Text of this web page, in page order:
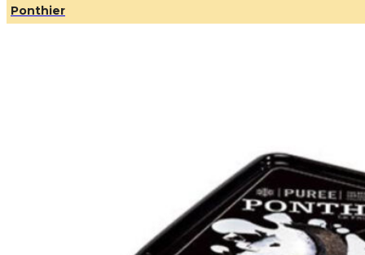
Ponthier